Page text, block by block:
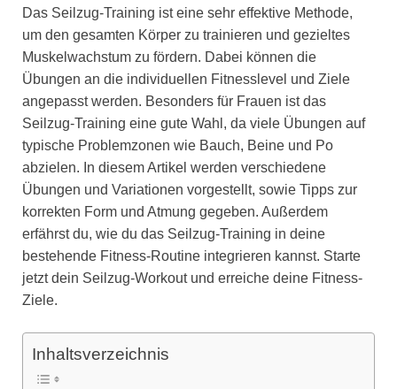
Das Seilzug-Training ist eine sehr effektive Methode,
um den gesamten Körper zu trainieren und gezieltes
Muskelwachstum zu fördern. Dabei können die
Übungen an die individuellen Fitnesslevel und Ziele
angepasst werden. Besonders für Frauen ist das
Seilzug-Training eine gute Wahl, da viele Übungen auf
typische Problemzonen wie Bauch, Beine und Po
abzielen. In diesem Artikel werden verschiedene
Übungen und Variationen vorgestellt, sowie Tipps zur
korrekten Form und Atmung gegeben. Außerdem
erfährst du, wie du das Seilzug-Training in deine
bestehende Fitness-Routine integrieren kannst. Starte
jetzt dein Seilzug-Workout und erreiche deine Fitness-
Ziele.
Inhaltsverzeichnis